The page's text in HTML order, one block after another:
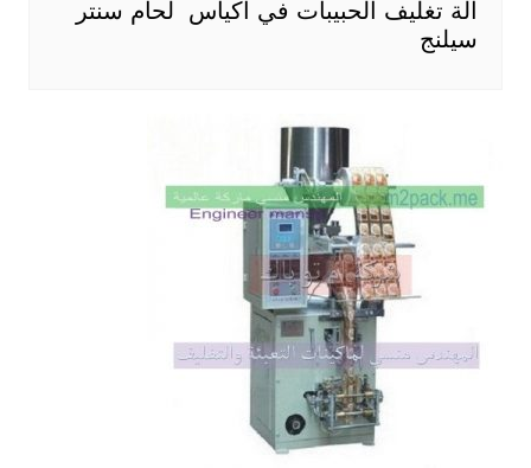
آلة تغليف الحبيبات في أكياس لحام سنتر
سيلنج